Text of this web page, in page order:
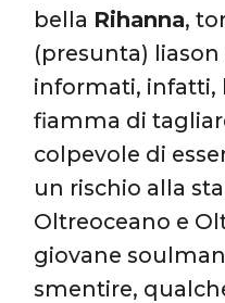
bella Rihanna,
(presunta)
informati, infatti,
fiamma di
colpevole di
un rischio alla
Oltreoceano e
giovane
smentire,